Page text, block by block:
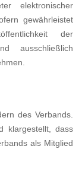
elektronischer
gewährleistet
der
ausschließlich
des Verbands.
klargestellt, dass
als Mitglied